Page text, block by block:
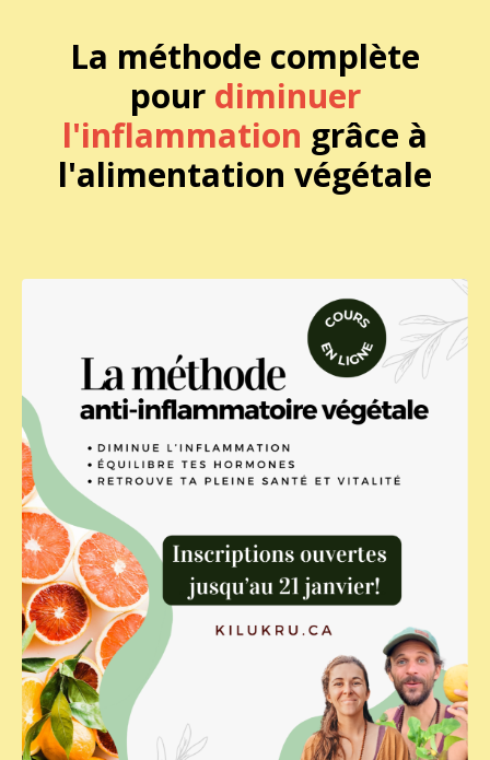
La méthode complète
pour diminuer
l'inflammation grâce à
l'alimentation végétale